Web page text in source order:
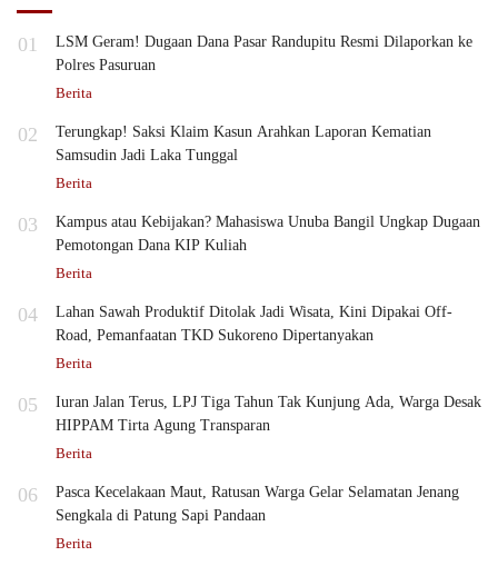
01
LSM Geram! Dugaan Dana Pasar Randupitu Resmi Dilaporkan ke
Polres Pasuruan
Berita
02
Terungkap! Saksi Klaim Kasun Arahkan Laporan Kematian
Samsudin Jadi Laka Tunggal
Berita
03
Kampus atau Kebijakan? Mahasiswa Unuba Bangil Ungkap Dugaan
Pemotongan Dana KIP Kuliah
Berita
04
Lahan Sawah Produktif Ditolak Jadi Wisata, Kini Dipakai Off-
Road, Pemanfaatan TKD Sukoreno Dipertanyakan
Berita
05
Iuran Jalan Terus, LPJ Tiga Tahun Tak Kunjung Ada, Warga Desak
HIPPAM Tirta Agung Transparan
Berita
06
Pasca Kecelakaan Maut, Ratusan Warga Gelar Selamatan Jenang
Sengkala di Patung Sapi Pandaan
Berita